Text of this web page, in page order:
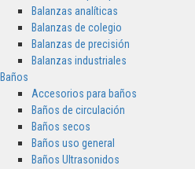
Balanzas analíticas
Balanzas de colegio
Balanzas de precisión
Balanzas industriales
Baños
Accesorios para baños
Baños de circulación
Baños secos
Baños uso general
Baños Ultrasonidos